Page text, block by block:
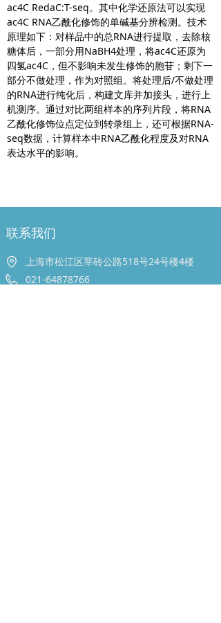
ac4C RedaC:T-seq。其中化学还原法可以实现
ac4C RNA乙酰化修饰的单碱基分辨检测。技术
原理如下：对样品中的总RNA进行提取，去除核
糖体后，一部分用NaBH4处理，将ac4C还原为
四氢ac4C，但不影响未发生修饰的胞苷；剩下一
部分不做处理，作为对照组。将处理后/不做处理
的RNA进行纯化后，构建文库并加接头，进行上
机测序。通过对比两组样本的序列片段，将RNA
乙酰化修饰位点定位到转录组上，还可根据RNA-
seq数据，计算样本中RNA乙酰化程度及对RNA
表达水平的影响。
联系我们
上海市松江区莘砖公路518号24号楼4楼
021-64878766